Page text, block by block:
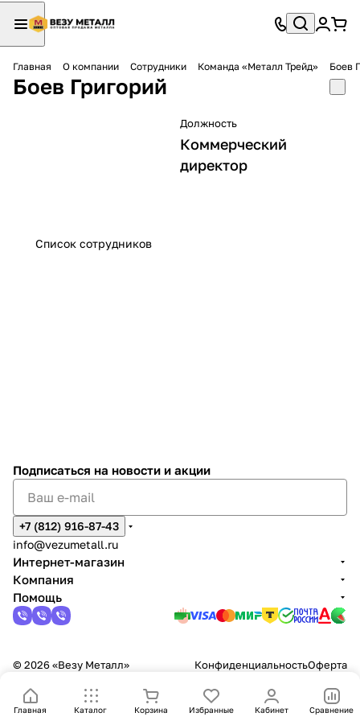
Главная О компании Сотрудники Команда «Металл Трейд» Боев
Боев Григорий
Должность
Коммерческий
директор
Список сотрудников
Главная Каталог Корзина Избранные Кабинет Сравнение
Подписаться на новости и акции
+7 (812) 916-87-43
info@vezumetall.ru
Интернет-магазин
Компания
Помощь
© 2026 «Везу Металл» КонфиденциальностьОферта